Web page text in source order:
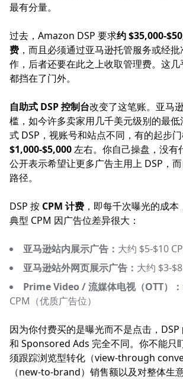
最有分量。
过去，Amazon DSP 要求约 $35,000-
费 ，而且必须通过亚马逊托管服务或经
作，后者还要在此之上收取管理费。这
都挡在了门外。
自助式 DSP 控制台改变了这笔账。亚马
槛，如今许多卖家用几千美元级别的最
式 DSP，视账号和站点不同，有的起步
$1,000-$5,000左右。你自己操盘，没有
公开表示希望让更多广告主用上 DSP，
路径。
DSP 按 CPM 计费 ，即每千次曝光的成本
典型 CPM 因广告位差异很大：
亚马逊站内展示广告： 大约 $5-$10
亚马逊站外网页展示广告： 大约 $3-
Prime Video / 流媒体电视（OTT）：
CPM（优质广告位）
因为你付费买的是曝光而不是点击，
和 Sponsored Ads 完全不同。你不能只
须跟踪浏览型转化（view-through
（new-to-brand）销售额以及对整体